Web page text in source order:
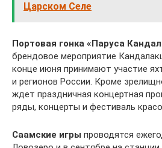
Царском Селе
Портовая гонка «Паруса
брендовое мероприятие
конце июня принимают участие
и регионов России. Кроме
ждет праздничная концертная
ряды, концерты и фестиваль
Саамские игры проводятся